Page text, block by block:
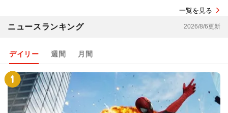
一覧を見る
ニュースランキング 2026/8/6更新
デイリー 週間 月間